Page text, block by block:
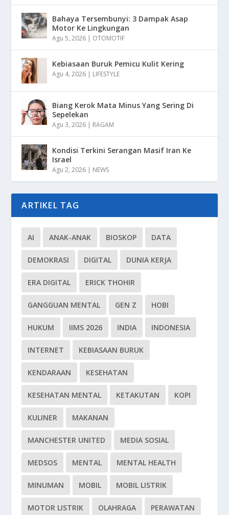
Bahaya Tersembunyi: 3 Dampak Asap
Motor Ke Lingkungan
Agu 5, 2026 | OTOMOTIF
Kebiasaan Buruk Pemicu Kulit Kering
Agu 4, 2026 | LIFESTYLE
Biang Kerok Mata Minus Yang Sering Di
Sepelekan
Agu 3, 2026 | RAGAM
Kondisi Terkini Serangan Masif Iran Ke
Israel
Agu 2, 2026 | NEWS
ARTIKEL TAG
AI ANAK-ANAK BIOSKOP DATA
DEMOKRASI DIGITAL DUNIA KERJA
ERA DIGITAL ERICK THOHIR
GANGGUAN MENTAL GEN Z HOBI
HUKUM IIMS 2026 INDIA INDONESIA
INTERNET KEBIASAAN BURUK
KENDARAAN KESEHATAN
KESEHATAN MENTAL KETAKUTAN KOPI
KULINER MAKANAN
MANCHESTER UNITED MEDIA SOSIAL
MEDSOS MENTAL MENTAL HEALTH
MINUMAN MOBIL MOBIL LISTRIK
MOTOR LISTRIK OLAHRAGA PERAWATAN